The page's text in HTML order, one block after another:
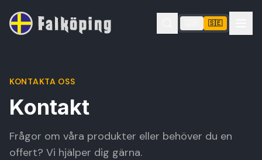
🇸🇪
KONTAKTA OSS
Kontakt
Frågor om våra produkter eller behöver du en
offert? Vi hjälper dig gärna.